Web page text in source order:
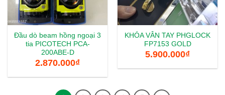
Đầu dò beam hồng ngoại 3
tia PICOTECH PCA-
200ABE-D
2.870.000₫
KHÓA VÂN TAY PHGLOCK
FP7153 GOLD
5.900.000₫